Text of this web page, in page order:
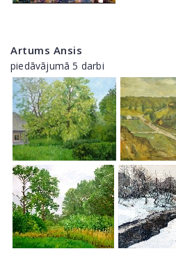
Artums Ansis
piedāvājumā 5 darbi